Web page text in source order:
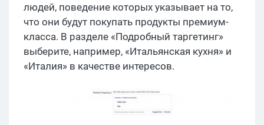
людей, поведение которых указывает на то,
что они будут покупать продукты премиум-
класса. В разделе «Подробный таргетинг»
выберите, например, «Итальянская кухня» и
«Италия» в качестве интересов.